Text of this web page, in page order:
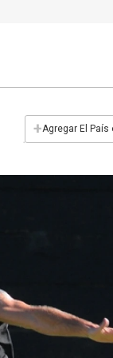
+Agregar El País